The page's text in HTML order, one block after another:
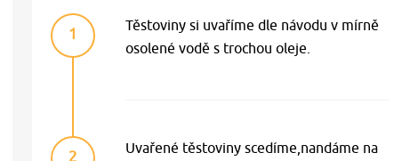
1
Těstoviny si uvaříme dle návodu v mírně
osolené vodě s trochou oleje.
2
Uvařené těstoviny scedíme,nandáme na